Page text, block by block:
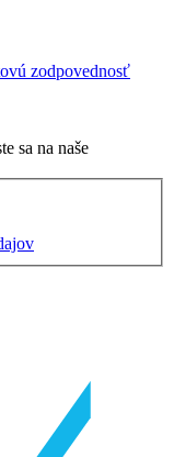
zodpovednosť
sa na naše